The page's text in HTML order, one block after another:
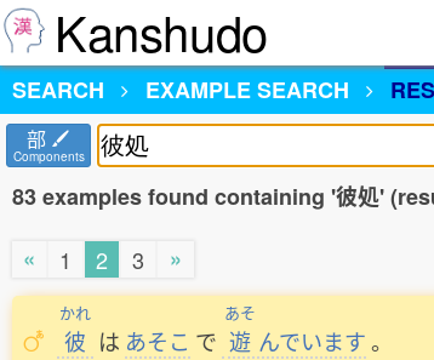
Kanshudo
SEARCH
EXAMPLE SEARCH
部
Components
83 examples found containing '彼処'
«
1 2 3 »
かれ
彼 は あそこ で
あそ
遊 んでいます。